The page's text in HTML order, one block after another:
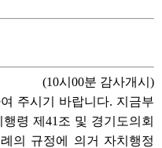
(10시00분 감사개시)
주시기 바랍니다. 지금부
령 제41조 및 경기도의회
의 규정에 의거 자치행정